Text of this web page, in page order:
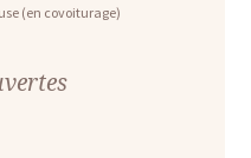
(en covoiturage)